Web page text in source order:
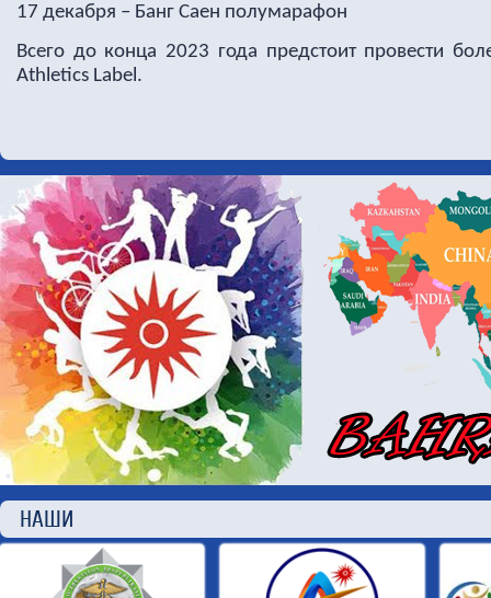
17 декабря – Банг Саен полумарафон
Всего до конца 2023 года предстоит провести
Athletics Label.
НАШИ